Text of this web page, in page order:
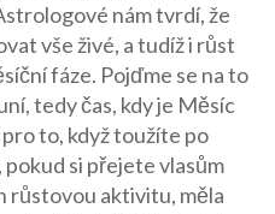
nám tvrdí, že
vše živé, a tudíž i růst
fáze. Pojďme se na to
tedy čas, kdy je Měsíc
to, když toužíte po
si přejete vlasům
růstovou aktivitu, měla